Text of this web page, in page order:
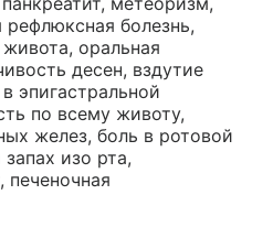
рефлюксная болезнь,
оральная
десен, вздутие
эпигастральной
по всему животу,
желез, боль в ротовой
изо рта,
печеночная